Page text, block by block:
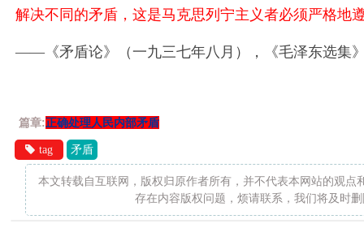
解决不同的矛盾，这是马克思列宁主义者必须严格地
——《矛盾论》（一九三七年八月），《毛泽东选集
篇章:正确处理人民内部矛盾
tag 矛盾
本文转载自互联网，版权归原作者所有，并不代表本网站的观点
存在内容版权问题，烦请联系，我们将及时